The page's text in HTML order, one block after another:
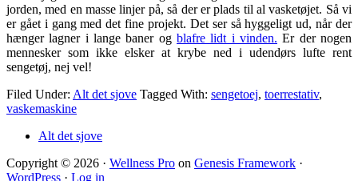
jorden, med en masse linjer på, så der er plads til al vasketøjet. Så vi
er gået i gang med det fine projekt. Det ser så hyggeligt ud, når der
hænger lagner i lange baner og blafre lidt i vinden. Er der nogen
mennesker som ikke elsker at krybe ned i udendørs lufte rent
sengetøj, nej vel!
Filed Under: Alt det sjove Tagged With: sengetoej, toerrestativ,
vaskemaskine
Alt det sjove
Copyright © 2026 · Wellness Pro on Genesis Framework ·
WordPress · Log in